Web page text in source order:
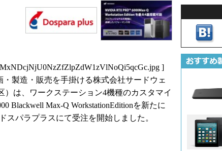
]
製造・販売を手掛ける株式会社サードウェ
は、ワークステーション4機種のカスタマイ
Max-Q WorkstationEditionを新たに
スパラプラスにて受注を開始しました。